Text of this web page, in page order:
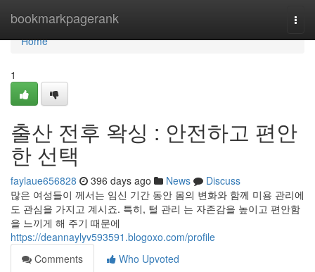
bookmarkpagerank
Home
Home
1
출산 전후 왁싱 : 안전하고 편안
한 선택
faylaue656828 396 days ago News
Discuss
많은 여성들이 께서는 임신 기간 동안 몸의 변화와 함께 미용 관리에
도 관심을 가지고 계시죠. 특히, 털 관리 는 자존감을 높이고 편안함
을 느끼게 해 주기 때문에
https://deannaylyv593591.blogoxo.com/profile
Comments
Who Upvoted